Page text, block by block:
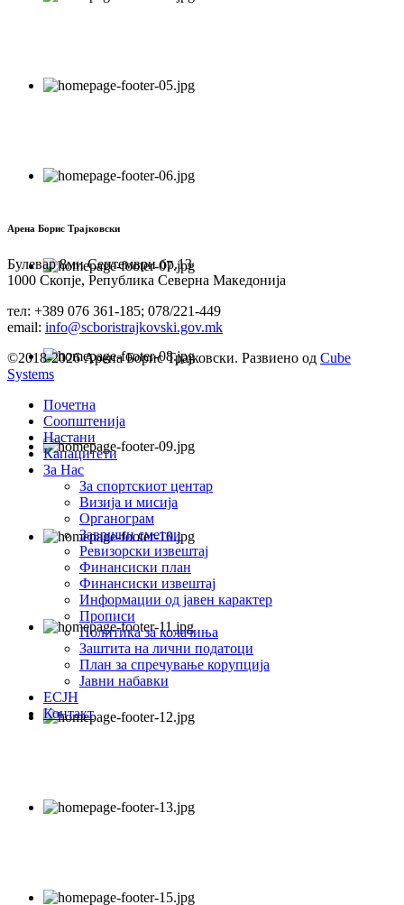
Арена Борис Трајковски
Булевар 8ми Септември бр.13
1000 Скопје, Република Северна Македонија
тел: +389 076 361-185; 078/221-449
email: info@scboristrajkovski.gov.mk
©2018-2026 Арена Борис Трајковски. Развиено од Cube
Systems
Почетна
Соопштенија
Настани
Капацитети
За Нас
За спортскиот центар
Визија и мисија
Органограм
Завршни сметки
Ревизорски извештај
Финансиски план
Финансиски извештај
Информации од јавен карактер
Прописи
Политика за колачиња
Заштита на лични податоци
План за спречување корупција
Јавни набавки
ЕСЈН
Контакт